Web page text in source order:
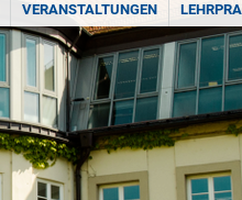
VERANSTALTUNGEN